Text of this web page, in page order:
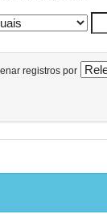
registros por